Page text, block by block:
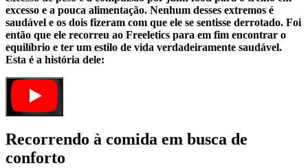
excesso e a pouca alimentação. Nenhum desses extremos é
saudável e os dois fizeram com que ele se sentisse derrotado. Foi
então que ele recorreu ao Freeletics para em fim encontrar o
equilíbrio e ter um estilo de vida verdadeiramente saudável.
Esta é a história dele:
Recorrendo à comida em busca de
conforto